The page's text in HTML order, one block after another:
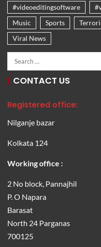
#videoeditingsoftware
Music
Sports
Viral News
CONTACT US
Registered office:
Nilganje bazar
Kolkata 124
Working office :
2 No block, Pannajhil
P. O Napara
Barasat
North 24 Parganas
700125